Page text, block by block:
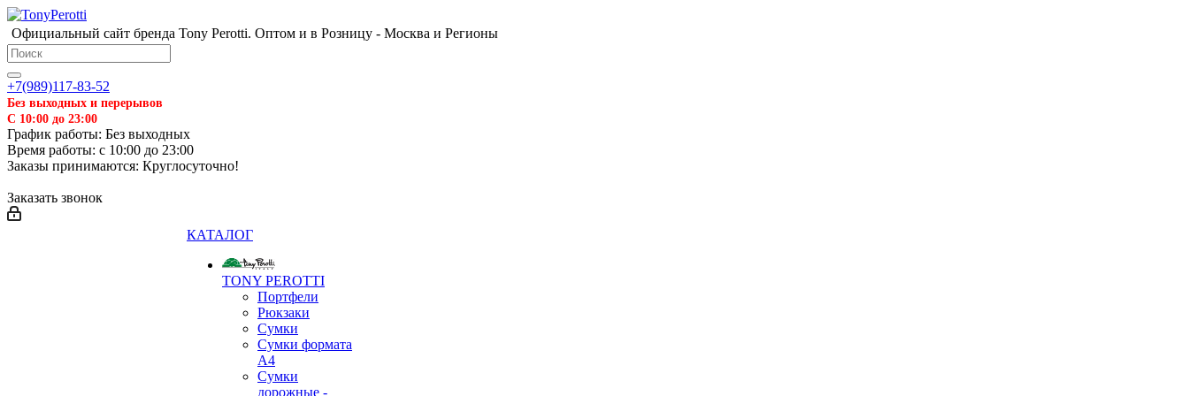
Официальный сайт бренда Tony Perotti. Оптом и в Розницу - Москва и Регионы
+7(989)117-83-52
Без выходных и перерывов
С 10:00 до 23:00
График работы: Без выходных
Время работы: с 10:00 до 23:00
Заказы принимаются: Круглосуточно!
Заказать звонок
КАТАЛОГ
TONY PEROTTI
Портфели
Рюкзаки
Сумки
Сумки формата
А4
Сумки
дорожные -